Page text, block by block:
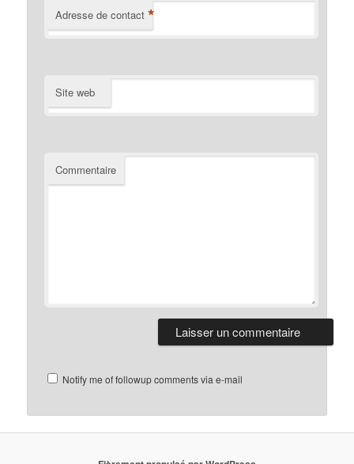
Adresse de contact *
Site web
Commentaire
Notify me of followup comments via e-mail